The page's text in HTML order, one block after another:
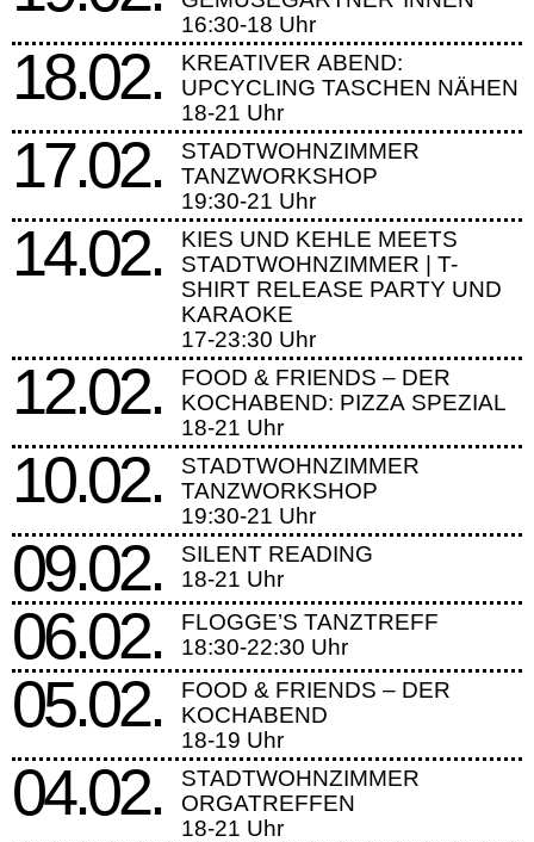
16:30-18 Uhr
18.02.
KREATIVER ABEND:
UPCYCLING TASCHEN NÄHEN
18-21 Uhr
17.02.
STADTWOHNZIMMER
TANZWORKSHOP
19:30-21 Uhr
14.02.
KIES UND KEHLE MEETS
STADTWOHNZIMMER | T-
SHIRT RELEASE PARTY UND
KARAOKE
17-23:30 Uhr
12.02.
FOOD & FRIENDS – DER
KOCHABEND: PIZZA SPEZIAL
18-21 Uhr
10.02.
STADTWOHNZIMMER
TANZWORKSHOP
19:30-21 Uhr
09.02.
SILENT READING
18-21 Uhr
06.02.
FLOGGE’S TANZTREFF
18:30-22:30 Uhr
05.02.
FOOD & FRIENDS – DER
KOCHABEND
18-19 Uhr
04.02.
STADTWOHNZIMMER
ORGATREFFEN
18-21 Uhr